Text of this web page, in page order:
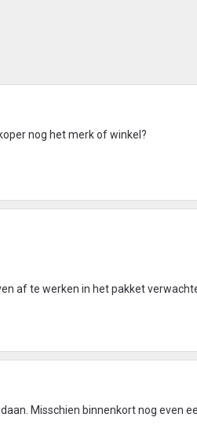
nog het merk of winkel?
af te werken in het pakket
Misschien binnenkort nog even